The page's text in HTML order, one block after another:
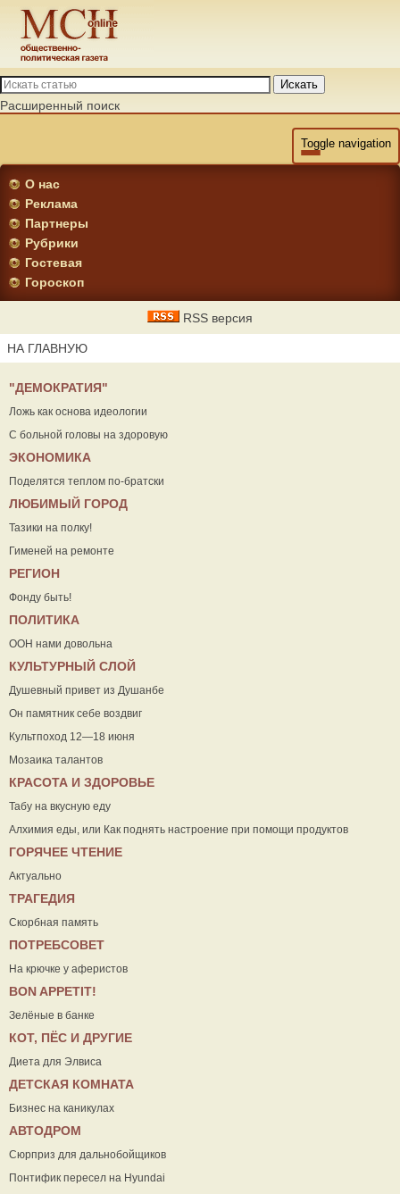
Искать
Расширенный поиск
Toggle navigation
О нас
Реклама
Партнеры
Рубрики
Гостевая
Гороскоп
RSS версия
НА ГЛАВНУЮ
"ДЕМОКРАТИЯ"
Ложь как основа идеологии
С больной головы на здоровую
ЭКОНОМИКА
Поделятся теплом по-братски
ЛЮБИМЫЙ ГОРОД
Тазики на полку!
Гименей на ремонте
РЕГИОН
Фонду быть!
ПОЛИТИКА
ООН нами довольна
КУЛЬТУРНЫЙ СЛОЙ
Душевный привет из Душанбе
Он памятник себе воздвиг
Культпоход 12—18 июня
Мозаика талантов
КРАСОТА И ЗДОРОВЬЕ
Табу на вкусную еду
Алхимия еды, или Как поднять настроение при помощи продуктов
ГОРЯЧЕЕ ЧТЕНИЕ
Актуально
ТРАГЕДИЯ
Скорбная память
ПОТРЕБСОВЕТ
На крючке у аферистов
ВON APPETIT!
Зелёные в банке
КОТ, ПЁС И ДРУГИЕ
Диета для Элвиса
ДЕТСКАЯ КОМНАТА
Бизнес на каникулах
АВТОДРОМ
Сюрприз для дальнобойщиков
Понтифик пересел на Hyundai